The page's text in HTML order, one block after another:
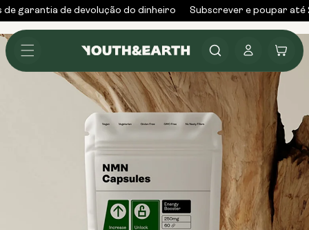
para o
conteúdo
garantia de devolução do dinheiro Subscrever e poupar até
sessão
Carrinho